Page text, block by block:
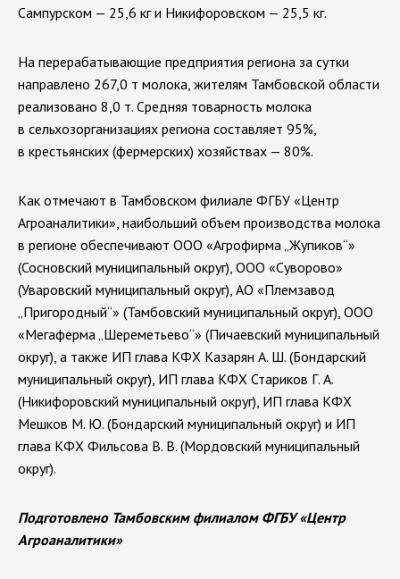
Сампурском — 25,6 кг и Никифоровском — 25,5 кг.
На перерабатывающие предприятия региона за сутки
направлено 267,0 т молока, жителям Тамбовской области
реализовано 8,0 т. Средняя товарность молока
в сельхозорганизациях региона составляет 95%,
в крестьянских (фермерских) хозяйствах — 80%.
Как отмечают в Тамбовском филиале ФГБУ «Центр
Агроаналитики», наибольший объем производства молока
в регионе обеспечивают ООО «Агрофирма „Жупиков“»
(Сосновский муниципальный округ), ООО «Суворово»
(Уваровский муниципальный округ), АО «Племзавод
„Пригородный“» (Тамбовский муниципальный округ), ООО
«Мегаферма „Шереметьево“» (Пичаевский муниципальный
округ), а также ИП глава КФХ Казарян А. Ш. (Бондарский
муниципальный округ), ИП глава КФХ Стариков Г. А.
(Никифоровский муниципальный округ), ИП глава КФХ
Мешков М. Ю. (Бондарский муниципальный округ) и ИП
глава КФХ Фильсова В. В. (Мордовский муниципальный
округ).
Подготовлено Тамбовским филиалом ФГБУ «Центр
Агроаналитики»